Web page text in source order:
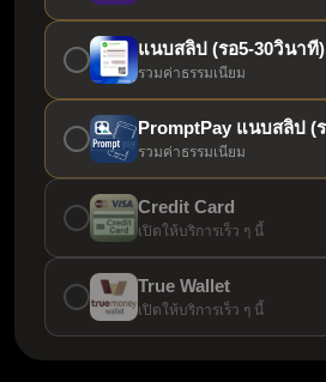
แนบสลิป (รอ5-30วินาที)
รวมค่าธรรมเนียม
รวมค่าธรรมเนียม
Credit Card
เปิดให้บริการเร็ว ๆ นี้
True Wallet
เปิดให้บริการเร็ว ๆ นี้